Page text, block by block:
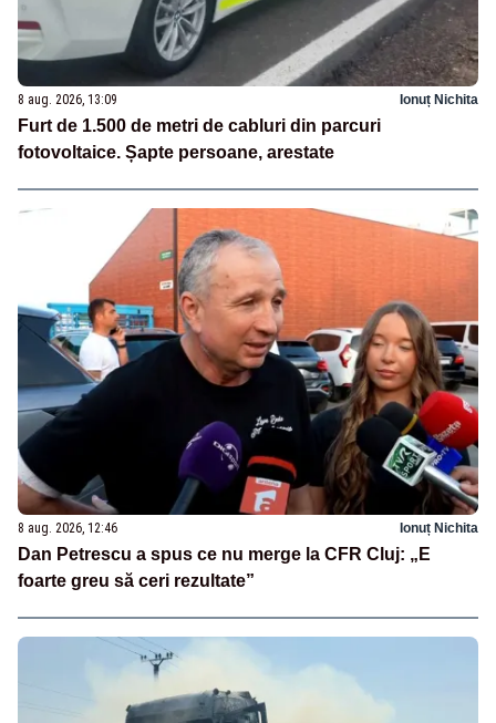
8 aug. 2026, 13:09 Ionuț Nichita
Furt de 1.500 de metri de cabluri din parcuri
fotovoltaice. Șapte persoane, arestate
8 aug. 2026, 12:46 Ionuț Nichita
Dan Petrescu a spus ce nu merge la CFR Cluj: „E
foarte greu să ceri rezultate”